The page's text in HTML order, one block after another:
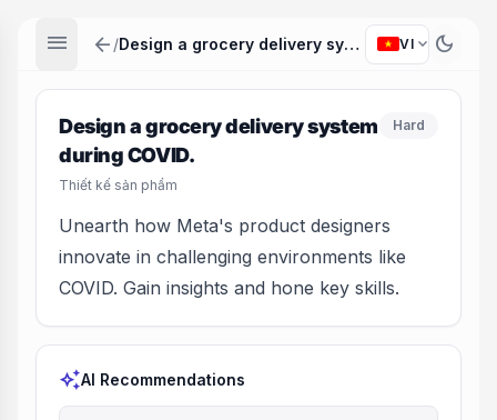
menu arrow_back / Design a grocery delivery system during COVID. VI expand_more dark_mode
Design a grocery delivery system
during COVID.
Thiết kế sản phẩm
Hard
Unearth how Meta's product designers
innovate in challenging environments like
COVID. Gain insights and hone key skills.
auto_awesomeAI Recommendations